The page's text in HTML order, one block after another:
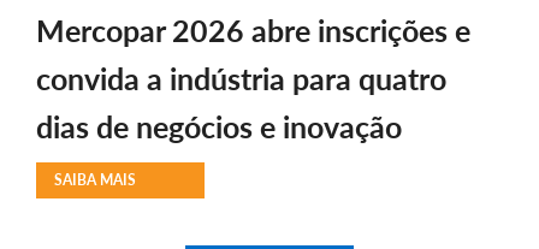
Mercopar 2026 abre inscrições e
convida a indústria para quatro
dias de negócios e inovação
SAIBA MAIS